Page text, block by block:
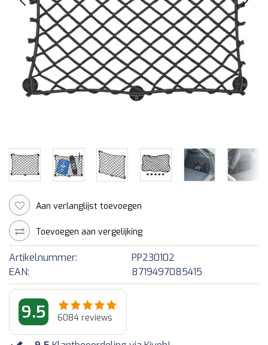
Aan verlanglijst toevoegen
Toevoegen aan vergelijking
Artikelnummer:
PP230102
EAN:
8719497085415
9.5 6084 reviews